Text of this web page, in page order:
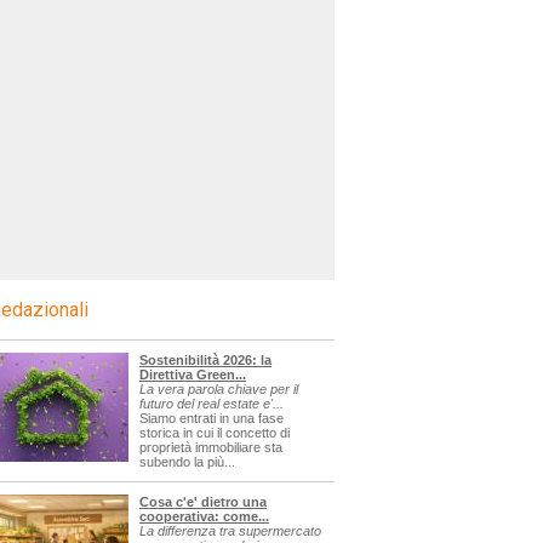
Sostenibilità 2026: la
Direttiva Green...
La vera parola chiave per il
futuro del real estate e'...
Siamo entrati in una fase
storica in cui il concetto di
proprietà immobiliare sta
subendo la più...
Cosa c'e' dietro una
cooperativa: come...
La differenza tra supermercato